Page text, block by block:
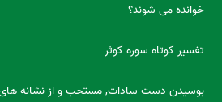
خوانده می شوند؟
تفسیر کوتاه سوره کوثر
بوسیدن دست سادات, مستحب و از نشانه